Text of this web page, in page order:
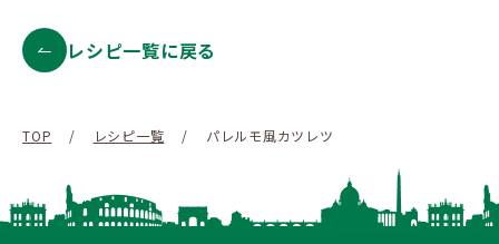
レシピ一覧に戻る
TOP / レシピ一覧 / パレルモ風カツレツ